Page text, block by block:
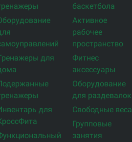
для
для
баскетбола
Активное
рабочее
пространство
Фитнес
аксессуары
Оборудование
для раздевалок
Свободные веса
Групповые
занятия